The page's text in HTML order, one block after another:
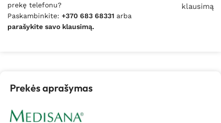
prekę telefonu?
Paskambinkite: +370 683 68331 arba
parašykite savo klausimą.
klausimą
Prekės aprašymas